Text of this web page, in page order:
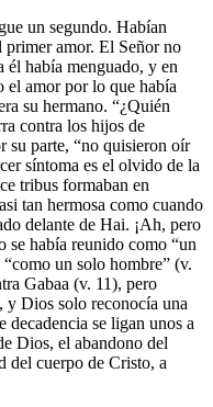
un segundo. Habían
primer amor. El Señor no
él había menguado, y en
el amor por lo que había
su hermano. “¿Quién
contra los hijos de
su parte, “no quisieron oír
síntoma es el olvido de la
tribus formaban en
tan hermosa como cuando
delante de Hai. ¡Ah, pero
se había reunido como “un
un solo hombre” (v.
Gabaa (v. 11), pero
y Dios solo reconocía una
decadencia se ligan unos a
Dios, el abandono del
del cuerpo de Cristo, a